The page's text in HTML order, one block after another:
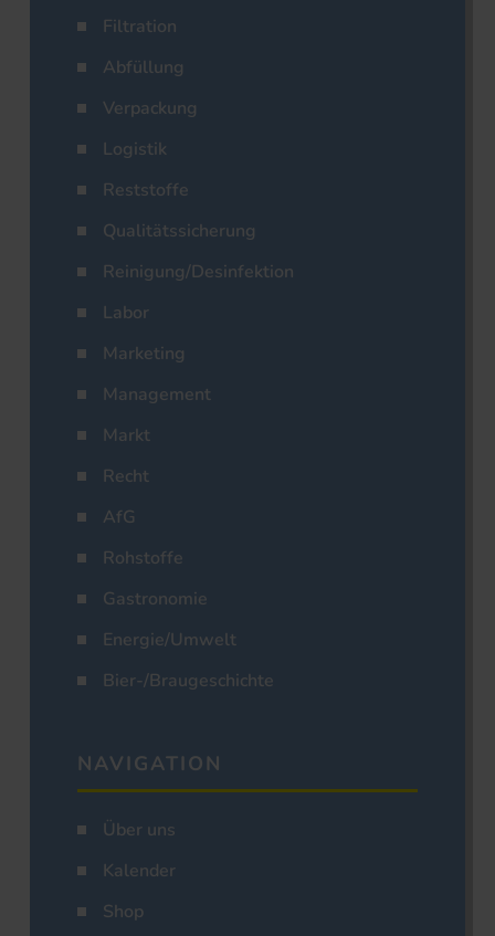
Filtration
Abfüllung
Verpackung
Logistik
Reststoffe
Qualitätssicherung
Reinigung/Desinfektion
Labor
Marketing
Management
Markt
Recht
AfG
Rohstoffe
Gastronomie
Energie/Umwelt
Bier-/Braugeschichte
NAVIGATION
Über uns
Kalender
Shop